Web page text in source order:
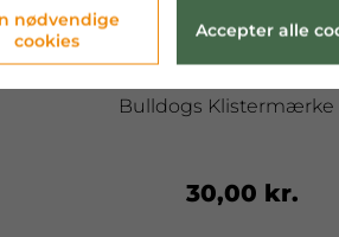
Bulldogs Klistermærke
30,00 kr.
nødvendige
cookies
Accepter alle